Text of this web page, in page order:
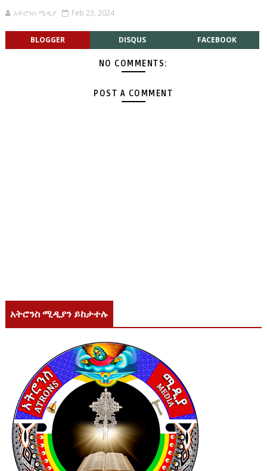
አትሮንስ ሚዲያ Feb 23, 2024
BLOGGER DISQUS FACEBOOK
NO COMMENTS:
POST A COMMENT
አትሮንስ ሚዲያን ይከታተሉ